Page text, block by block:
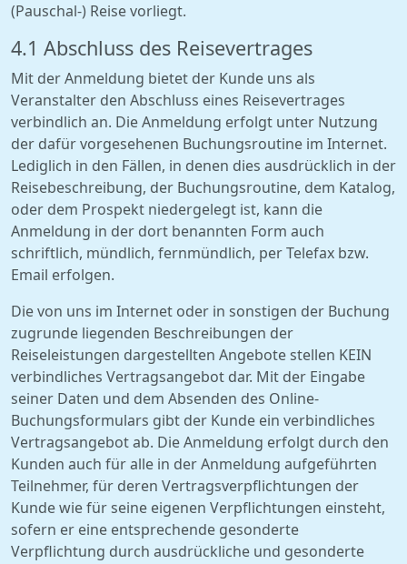
(Pauschal-) Reise vorliegt.
4.1 Abschluss des Reisevertrages
Mit der Anmeldung bietet der Kunde uns als
Veranstalter den Abschluss eines Reisevertrages
verbindlich an. Die Anmeldung erfolgt unter Nutzung
der dafür vorgesehenen Buchungsroutine im Internet.
Lediglich in den Fällen, in denen dies ausdrücklich in der
Reisebeschreibung, der Buchungsroutine, dem Katalog,
oder dem Prospekt niedergelegt ist, kann die
Anmeldung in der dort benannten Form auch
schriftlich, mündlich, fernmündlich, per Telefax bzw.
Email erfolgen.
Die von uns im Internet oder in sonstigen der Buchung
zugrunde liegenden Beschreibungen der
Reiseleistungen dargestellten Angebote stellen KEIN
verbindliches Vertragsangebot dar. Mit der Eingabe
seiner Daten und dem Absenden des Online-
Buchungsformulars gibt der Kunde ein verbindliches
Vertragsangebot ab. Die Anmeldung erfolgt durch den
Kunden auch für alle in der Anmeldung aufgeführten
Teilnehmer, für deren Vertragsverpflichtungen der
Kunde wie für seine eigenen Verpflichtungen einsteht,
sofern er eine entsprechende gesonderte
Verpflichtung durch ausdrückliche und gesonderte